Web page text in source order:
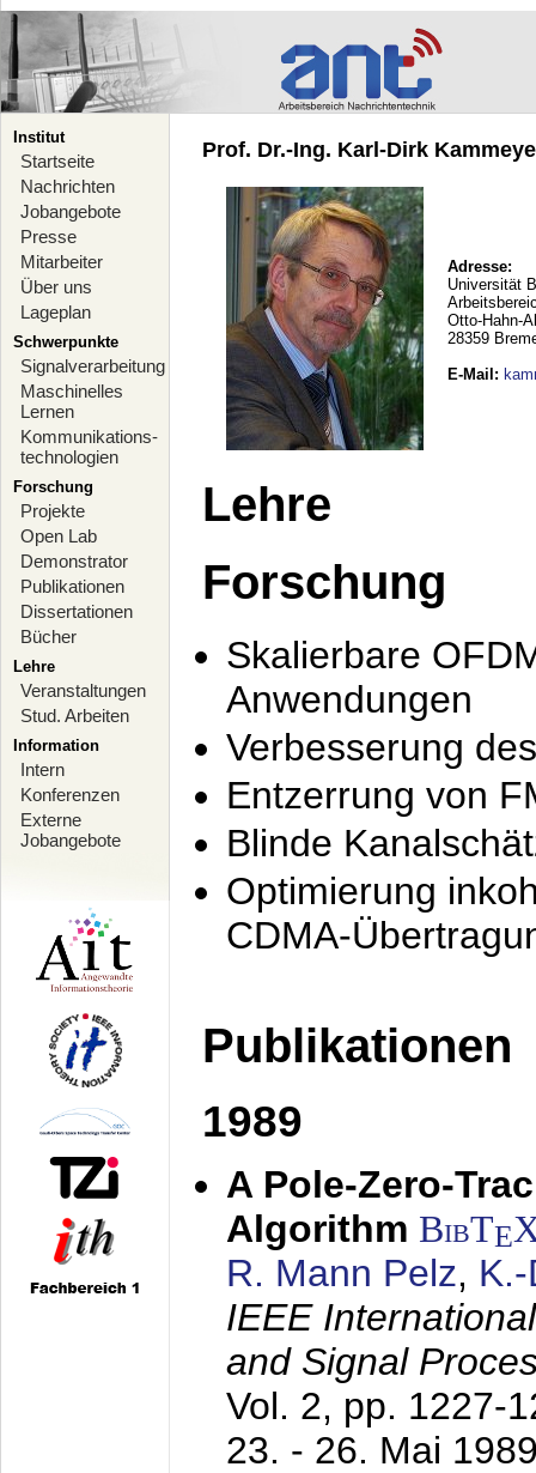
Institut
Startseite
Nachrichten
Jobangebote
Presse
Mitarbeiter
Über uns
Lageplan
Schwerpunkte
Signalverarbeitung
Maschinelles
Lernen
Kommunikations-
technologien
Forschung
Projekte
Open Lab
Demonstrator
Publikationen
Dissertationen
Bücher
Lehre
Veranstaltungen
Stud. Arbeiten
Information
Intern
Konferenzen
Externe
Jobangebote
Prof. Dr.-Ing. Karl-Dirk
Adresse:
Universität
Otto-Hahn-
28359
E-Mail :
Lehre
Forschung
Skalierbare
Anwendungen
Verbesserung
Entzerrung von
Blinde
Optimierung
CDMA-
Publikationen
1989
A Pole-Zero-
Algorithm BibTE
R. Mann Pelz,
IEEE
and Signal
Vol. 2, pp. 1227-
23. - 26. Mai